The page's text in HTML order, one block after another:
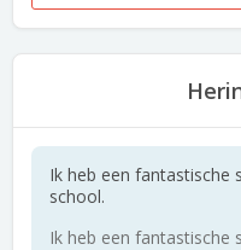
Ik heb een fantastische
school.
Ik heb een fantastische